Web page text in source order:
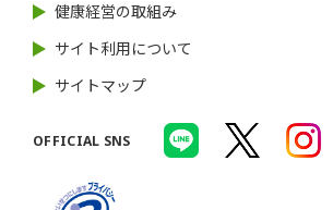
健康経営の取組み
サイト利用について
サイトマップ
OFFICIAL SNS